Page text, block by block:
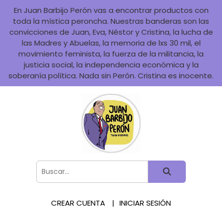
En Juan Barbijo Perón vas a encontrar productos con
toda la mística peroncha. Nuestras banderas son las
convicciones de Juan, Eva, Néstor y Cristina, la lucha de
las Madres y Abuelas, la memoria de lxs 30 mil, el
movimiento feminista, la fuerza de la militancia, la
justicia social, la independencia económica y la
soberanía política. Nada sin Perón. Cristina es inocente.
CREAR CUENTA INICIAR SESIÓN